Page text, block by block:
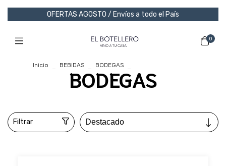
OFERTAS AGOSTO / Envíos a todo el País
0
Inicio BEBIDAS BODEGAS
BODEGAS
Filtrar